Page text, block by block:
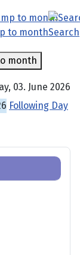
to monthSearch
month
03. June 2026
Following Day